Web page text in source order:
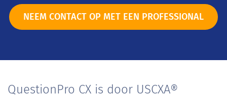
NEEM CONTACT OP MET EEN PROFESSIONAL
QuestionPro CX is door USCXA®